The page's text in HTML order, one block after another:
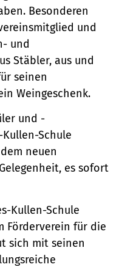
Besonderen
und
und
Stäbler, aus und
seinen
Weingeschenk.
und -
Schule
neuen
es sofort
Kullen-Schule
Förderverein für die
sich mit seinen